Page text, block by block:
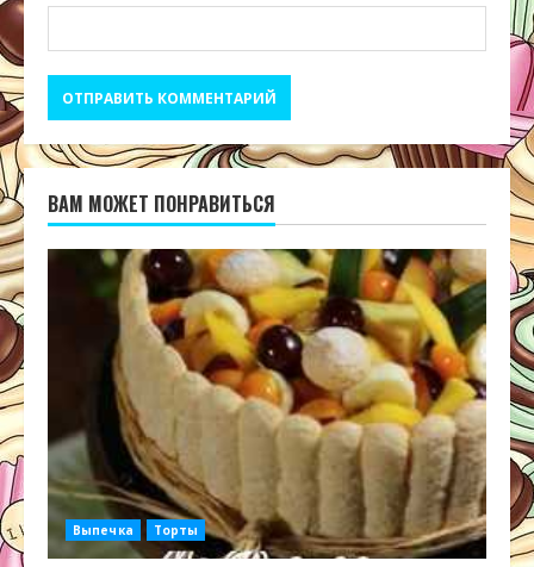
ВАМ МОЖЕТ ПОНРАВИТЬСЯ
Выпечка Торты